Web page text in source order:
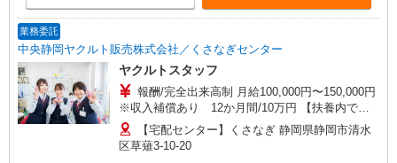
業務委託
中央静岡ヤクルト販売株式会社／くさなぎセンター
ヤクルトスタッフ
報酬/完全出来高制 月給100,000円〜150,000円
※収入補償あり 12か月間/10万円 【扶養内で働
く30代主婦 Aさん】 働き方：週5日・1日4.5時間
勤務の場合（休憩40分含む） 月収100,000円の収
入 時給目安：1,302円 【ガッツリ働く40代主婦
【宅配センター】くさなぎ 静岡県静岡市清水
区草薙3-10-20